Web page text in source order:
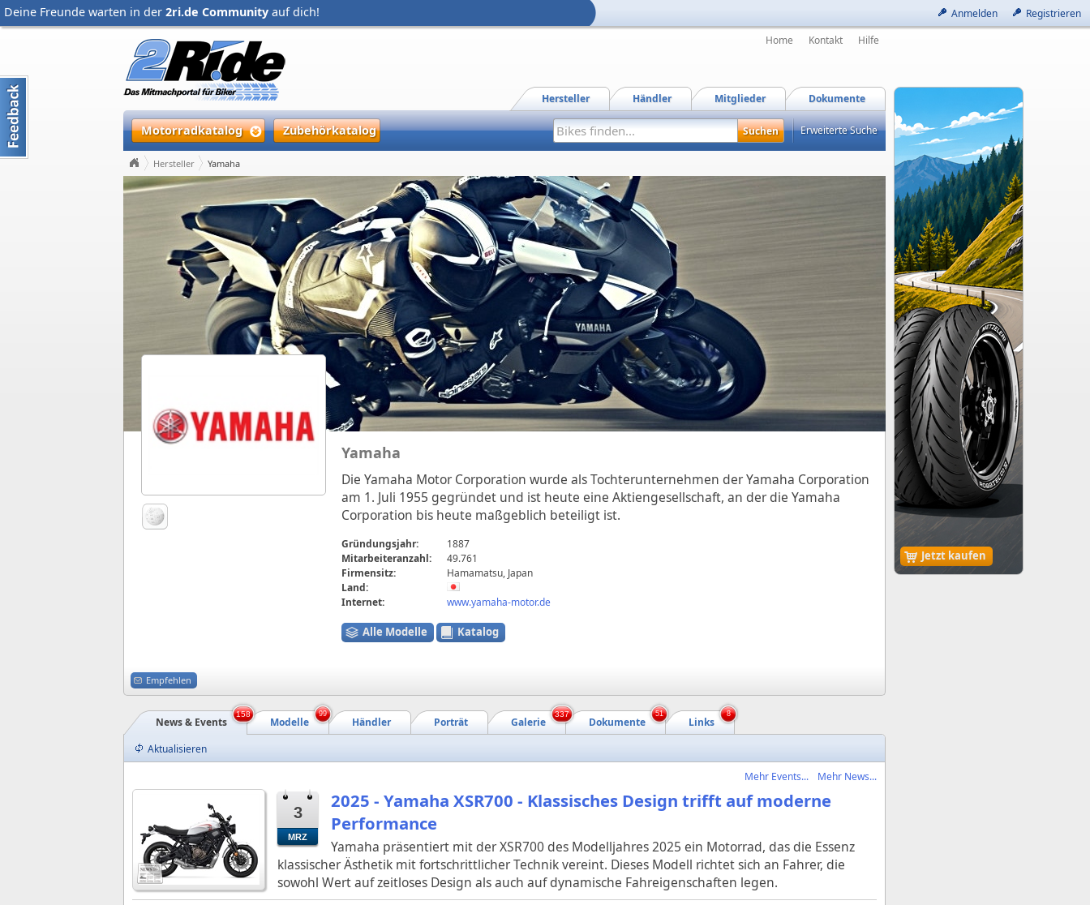
Anmelden Registrieren
Deine Freunde warten in der 2ri.de Community auf dich!
Jetzt kaufen
Home Kontakt Hilfe
Dokumente
Mitglieder
Händler
Hersteller
Motorradkatalog Zubehörkatalog Erweiterte Suche
Hersteller Yamaha
Yamaha
Die Yamaha Motor Corporation wurde als Tochterunternehmen der Yamaha Corporation
am 1. Juli 1955 gegründet und ist heute eine Aktiengesellschaft, an der die Yamaha
Corporation bis heute maßgeblich beteiligt ist.
Gründungsjahr:
1887
Mitarbeiteranzahl:
49.761
Firmensitz:
Hamamatsu, Japan
Land:
Internet:
www.yamaha-motor.de
Alle Modelle Katalog
Empfehlen
Links
Dokumente
Galerie
Porträt
Händler
Modelle
News & Events
158 99 337 51 8
Aktualisieren
Mehr Events...
Mehr News...
3
MRZ
2025 - Yamaha XSR700 - Klassisches Design trifft auf moderne
Performance
Yamaha präsentiert mit der XSR700 des Modelljahres 2025 ein Motorrad, das die Essenz
klassischer Ästhetik mit fortschrittlicher Technik vereint. Dieses Modell richtet sich an Fahrer, die
sowohl Wert auf zeitloses Design als auch auf dynamische Fahreigenschaften legen.